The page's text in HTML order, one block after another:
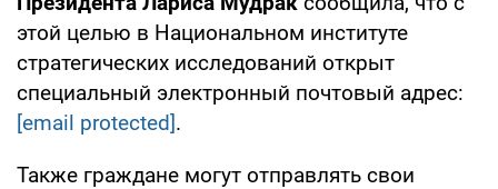
этой целью в Национальном институте
стратегических исследований открыт
специальный электронный почтовый адрес:
[email protected].
Также граждане могут отправлять свои